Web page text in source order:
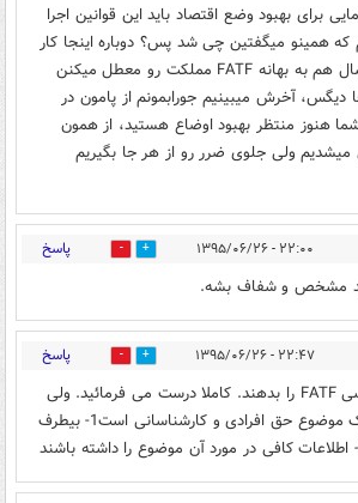
برای بهبود وضع اقتصاد باید این قوانین اجرا
همینو میگفتین چی شد پس؟ دوباره اینجا کار
رو گیر انداختن، چند سال هم به بهانه FATF مملکت رو معطل میکنن
آخرش میبینیم جورابمونم از پامون در
هنوز منتظر بهبود اوضاع هستید، از همون
میشدیم ولی جلوی ضرر رو از هر جا بگیریم
۲۲:۰۰ - ۱۳۹۵/۰۶/۲۶ 0 پاسخ
مشخص و شفاف بشه.
۲۲:۴۷ - ۱۳۹۵/۰۶/۲۶ 0 پاسخ
آقایان اجازه نقد و بررسی FATF را بدهند. کاملا درست می فرمائید. ولی
نقد و بررسی در باره یک موضوع حق افرادی و کارشناسانی است1- بیطرف